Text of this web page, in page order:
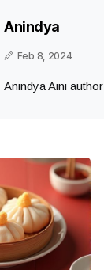
Anindya
Feb 8, 2024
Anindya Aini author